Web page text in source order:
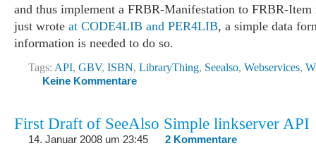
and thus implement a FRBR-Manifestation to FRBR-
just wrote at CODE4LIB and PER4LIB, a simple data
information is needed to do so.
Tags: API, GBV, ISBN, LibraryThing, Seealso, Webservices,
Keine Kommentare
First Draft of SeeAlso Simple linkserver API
14. Januar 2008 um 23:45 2 Kommentare